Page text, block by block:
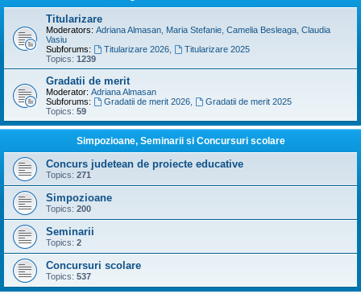
Titularizare
Moderators: Adriana Almasan Maria Stefanie Camelia Besleaga Claudia
Vasiu
Subforums:
Titularizare 2026,
Titularizare 2025
Topics: 1239
Gradatii de merit
Moderator: Adriana Almasan
Subforums:
Gradatii de merit 2026,
Gradatii de merit 2025
Topics: 59
Simpozioane, Seminarii si Concursuri scolare
Concurs judetean de proiecte educative
Topics: 271
Simpozioane
Topics: 200
Seminarii
Topics: 2
Concursuri scolare
Topics: 537